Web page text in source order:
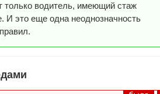
только водитель, имеющий стаж
И это еще одна неоднозначность